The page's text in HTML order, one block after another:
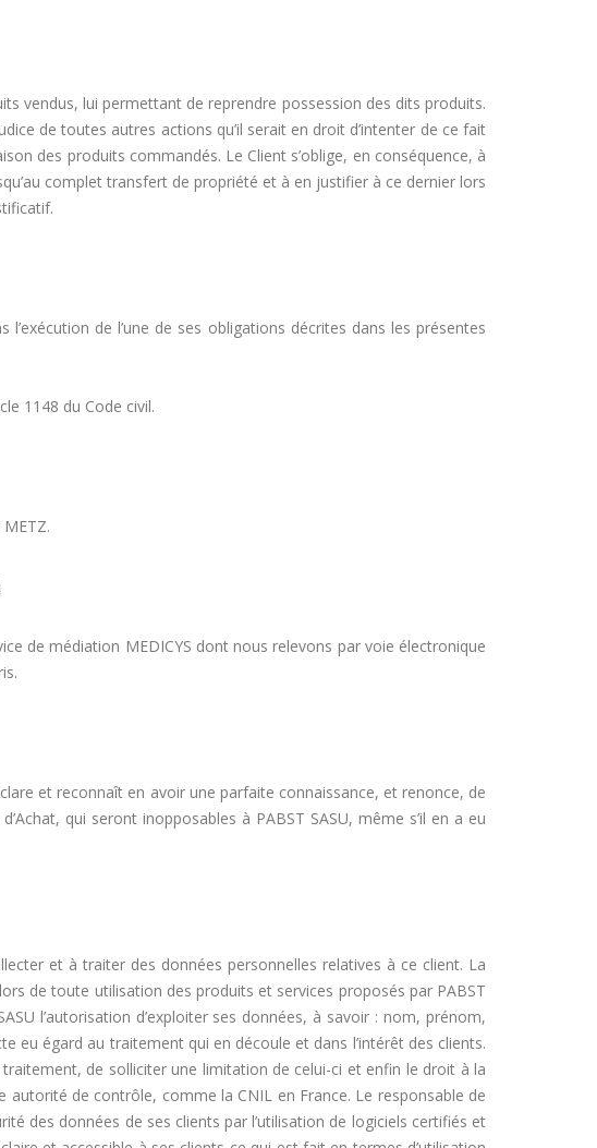
vendus, lui permettant de reprendre possession des dits produits.
de toutes autres actions qu’il serait en droit d’intenter de ce fait
des produits commandés. Le Client s’oblige, en conséquence, à
complet transfert de propriété et à en justifier à ce dernier lors
de l’une de ses obligations décrites dans les présentes
1148 du Code civil.
de médiation MEDICYS dont nous relevons par voie électronique
et reconnaît en avoir une parfaite connaissance, et renonce, de
qui seront inopposables à PABST SASU, même s’il en a eu
et à traiter des données personnelles relatives à ce client. La
de toute utilisation des produits et services proposés par PABST
l’autorisation d’exploiter ses données, à savoir : nom, prénom,
égard au traitement qui en découle et dans l’intérêt des clients.
de solliciter une limitation de celui-ci et enfin le droit à la
de contrôle, comme la CNIL en France. Le responsable de
des données de ses clients par l’utilisation de logiciels certifiés et